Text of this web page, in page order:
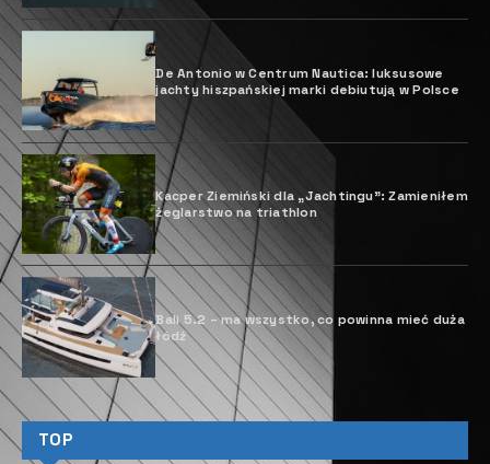
YYachts prezentuje Y Breeze 75 dayailer ‒
odpowiedź na wyzwania stojące przed branżą
jachtów żaglowych. Ta innowacyjna jednostka
łączy w sobie elegancję żaglówek z wygodą
motorówek. Kluczowe cechy obejmują sportowe
osiągi, luksusowe wnętrze, zaawansowaną
technologię i komfort na pokładzie. Konfigurowalne
opcje zapewniają wyjątkowe wrażenia z żeglowania.
YYachts starannie wybrał nazwę „Breeze” dla tej
wyjątkowej łodzi, aby podkreślić, że wykracza ona